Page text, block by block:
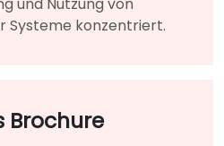
Systeme konzentriert.
Brochure